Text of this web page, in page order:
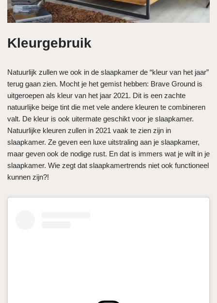
Kleurgebruik
Natuurlijk zullen we ook in de slaapkamer de “kleur van het jaar”
terug gaan zien. Mocht je het gemist hebben: Brave Ground is
uitgeroepen als kleur van het jaar 2021. Dit is een zachte
natuurlijke beige tint die met vele andere kleuren te combineren
valt. De kleur is ook uitermate geschikt voor je slaapkamer.
Natuurlijke kleuren zullen in 2021 vaak te zien zijn in
slaapkamer. Ze geven een luxe uitstraling aan je slaapkamer,
maar geven ook de nodige rust. En dat is immers wat je wilt in je
slaapkamer. Wie zegt dat slaapkamertrends niet ook functioneel
kunnen zijn?!